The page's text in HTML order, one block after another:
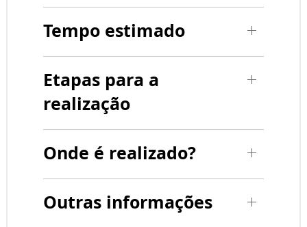
Tempo estimado
Etapas para a
realização
Onde é realizado?
Outras informações